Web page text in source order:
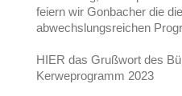
feiern wir Gonbacher die
abwechslungsreichen
HIER das Grußwort des
Kerweprogramm 2023